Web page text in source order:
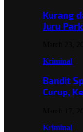
Kurang
Juru
Kriminal
Bandit
Curup,
Kriminal